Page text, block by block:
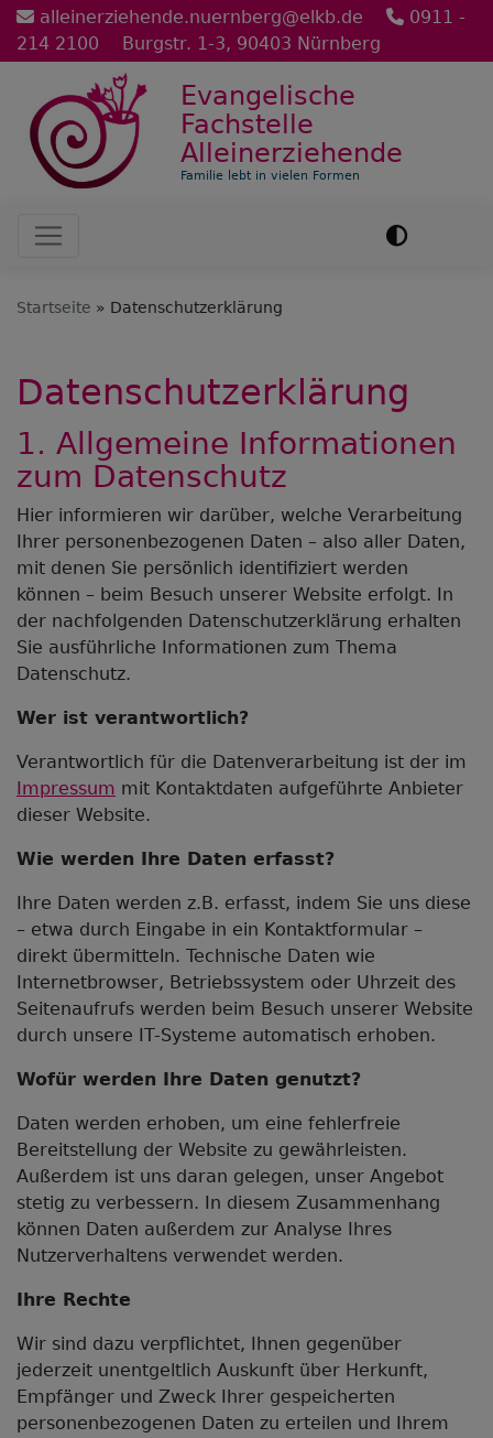
Direkt
zum
Inhalt
alleinerziehende.nuernberg@elkb.de
0911 -
214 2100
Burgstr. 1-3, 90403 Nürnberg
Evangelische
Fachstelle
Alleinerziehende
Familie lebt in vielen Formen
Hauptnavigation
Startseite Datenschutzerklärung
Datenschutzerklärung
1. Allgemeine Informationen
zum Datenschutz
Hier informieren wir darüber, welche Verarbeitung
Ihrer personenbezogenen Daten – also aller Daten,
mit denen Sie persönlich identifiziert werden
können – beim Besuch unserer Website erfolgt. In
der nachfolgenden Datenschutzerklärung erhalten
Sie ausführliche Informationen zum Thema
Datenschutz.
Wer ist verantwortlich?
Verantwortlich für die Datenverarbeitung ist der im
Impressum mit Kontaktdaten aufgeführte Anbieter
dieser Website.
Wie werden Ihre Daten erfasst?
Ihre Daten werden z.B. erfasst, indem Sie uns diese
– etwa durch Eingabe in ein Kontaktformular –
direkt übermitteln. Technische Daten wie
Internetbrowser, Betriebssystem oder Uhrzeit des
Seitenaufrufs werden beim Besuch unserer Website
durch unsere IT-Systeme automatisch erhoben.
Wofür werden Ihre Daten genutzt?
Daten werden erhoben, um eine fehlerfreie
Bereitstellung der Website zu gewährleisten.
Außerdem ist uns daran gelegen, unser Angebot
stetig zu verbessern. In diesem Zusammenhang
können Daten außerdem zur Analyse Ihres
Nutzerverhaltens verwendet werden.
Ihre Rechte
Wir sind dazu verpflichtet, Ihnen gegenüber
jederzeit unentgeltlich Auskunft über Herkunft,
Empfänger und Zweck Ihrer gespeicherten
personenbezogenen Daten zu erteilen und Ihrem